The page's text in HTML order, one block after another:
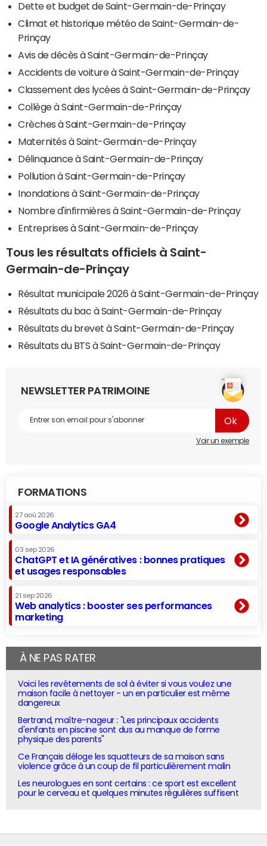
Dette et budget de Saint-Germain-de-Prinçay
Climat et historique météo de Saint-Germain-de-
Prinçay
Avis de décès à Saint-Germain-de-Prinçay
Accidents de voiture à Saint-Germain-de-Prinçay
Classement des lycées à Saint-Germain-de-Prinçay
Collège à Saint-Germain-de-Prinçay
Crèches à Saint-Germain-de-Prinçay
Maternités à Saint-Germain-de-Prinçay
Délinquance à Saint-Germain-de-Prinçay
Pollution à Saint-Germain-de-Prinçay
Inondations à Saint-Germain-de-Prinçay
Nombre d'infirmières à Saint-Germain-de-Prinçay
Entreprises à Saint-Germain-de-Prinçay
Tous les résultats officiels à Saint-
Germain-de-Prinçay
Résultat municipale 2026 à Saint-Germain-de-Prinçay
Résultats du bac à Saint-Germain-de-Prinçay
Résultats du brevet à Saint-Germain-de-Prinçay
Résultats du BTS à Saint-Germain-de-Prinçay
NEWSLETTER PATRIMOINE
Voir un exemple
FORMATIONS
27 aoû 2026
Google Analytics GA4
03 sep 2026
ChatGPT et IA génératives : bonnes pratiques
et usages responsables
21 sep 2026
Web analytics : booster ses performances
marketing
À NE PAS RATER
Voici les revêtements de sol à éviter si vous voulez une
maison facile à nettoyer - un en particulier est même
dangereux
Bertrand, maître-nageur : "Les principaux accidents
d'enfants en piscine sont dus au manque de forme
physique des parents"
Ce Français déloge les squatteurs de sa maison sans
violence grâce à un coup de fil particulièrement malin
Les neurologues en sont certains : ce sport est excellent
pour le cerveau et quelques minutes régulières suffisent